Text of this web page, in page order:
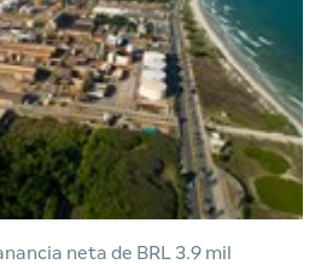
neta de BRL 3.9 mil